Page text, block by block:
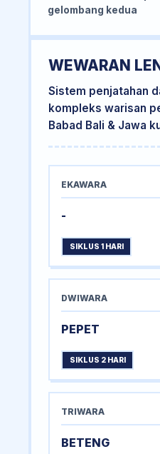
gelombang kedua
WEWARAN
Sistem penjatahan
kompleks warisan
Babad Bali & Jawa
EKAWARA
-
SIKLUS 1 HARI
DWIWARA
PEPET
SIKLUS 2 HARI
TRIWARA
BETENG